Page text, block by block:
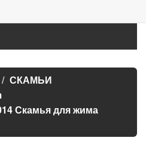
СКАМЬИ
Скамья для жима